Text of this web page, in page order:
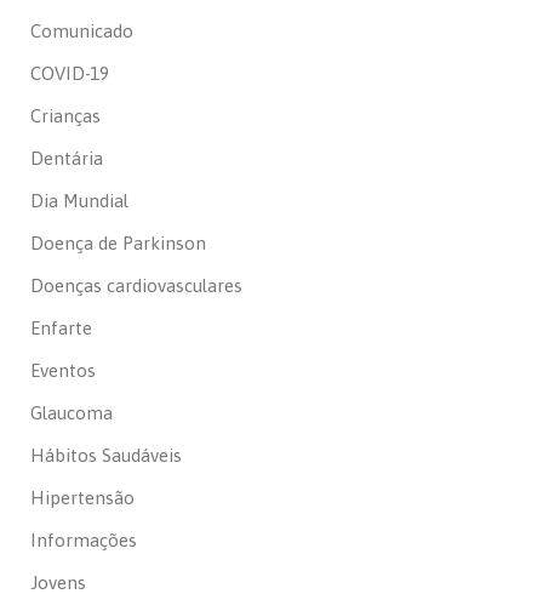
Comunicado
COVID-19
Crianças
Dentária
Dia Mundial
Doença de Parkinson
Doenças cardiovasculares
Enfarte
Eventos
Glaucoma
Hábitos Saudáveis
Hipertensão
Informações
Jovens